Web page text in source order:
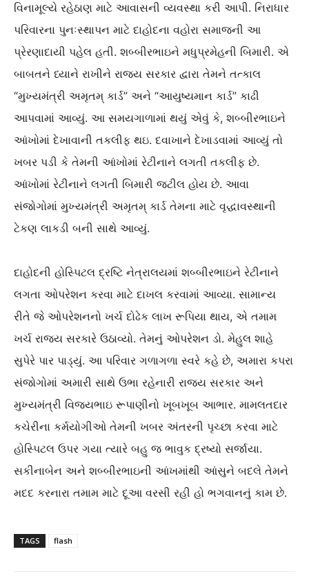
વિનામૂલ્યે રહેઠાણ માટે આવાસની વ્યવસ્થા કરી આપી. નિરાધાર
પરિવારના પુનઃસ્થાપન માટે દાહોદના વહોરા સમાજની આ
પ્રેરણાદાયી પહેલ હતી. શબ્બીરભાઇને મધુપ્રમેહની બિમારી. એ
બાબતને ધ્યાને રાખીને રાજ્ય સરકાર દ્વારા તેમને તત્કાલ
“મુખ્યમંત્રી અમૃતમ્ કાર્ડ” અને “આયુષ્યમાન કાર્ડ” કાઢી
આપવામાં આવ્યું. આ સમયગાળામાં થયું એવું કે, શબ્બીરભાઇને
આંખોમાં દેખાવાની તકલીફ થઇ. દવાખાને દેખાડવામાં આવ્યું તો
ખબર પડી કે તેમની આંખોમાં રેટીનાને લગતી તકલીફ છે.
આંખોમાં રેટીનાને લગતી બિમારી જટીલ હોય છે. આવા
સંજોગોમાં મુખ્યમંત્રી અમૃતમ્ કાર્ડ તેમના માટે વૃદ્ધાવસ્થાની
ટેકણ લાકડી બની સાથે આવ્યું.
દાહોદની હોસ્પિટલ દ્રષ્ટિ નેત્રાલયમાં શબ્બીરભાઇને રેટીનાને
લગતા ઓપરેશન કરવા માટે દાખલ કરવામાં આવ્યા. સામાન્ય
રીતે જે ઓપરેશનનો ખર્ચ દોઢેક લાખ રૂપિયા થાય, એ તમામ
ખર્ચ રાજ્ય સરકારે ઉઠાવ્યો. તેમનું ઓપરેશન ડો. મેહુલ શાહે
સુપેરે પાર પાડ્યું. આ પરિવાર ગળાગળા સ્વરે કહે છે, અમારા કપરા
સંજોગોમાં અમારી સાથે ઉભા રહેનારી રાજ્ય સરકાર અને
મુખ્યમંત્રી વિજયભાઇ રૂપાણીનો ખૂબખૂબ આભાર. મામલતદાર
કચેરીના કર્મયોગીઓ તેમની ખબર અંતરની પૃચ્છા કરવા માટે
હોસ્પિટલ ઉપર ગયા ત્યારે બહુ જ ભાવુક દ્રષ્યો સર્જાયા.
સકીનાબેન અને શબ્બીરભાઇની આંખમાંથી આંસુને બદલે તેમને
મદદ કરનારા તમામ માટે દૂઆ વરસી રહી હો ભગવાનનું કામ છે.
TAGS flash